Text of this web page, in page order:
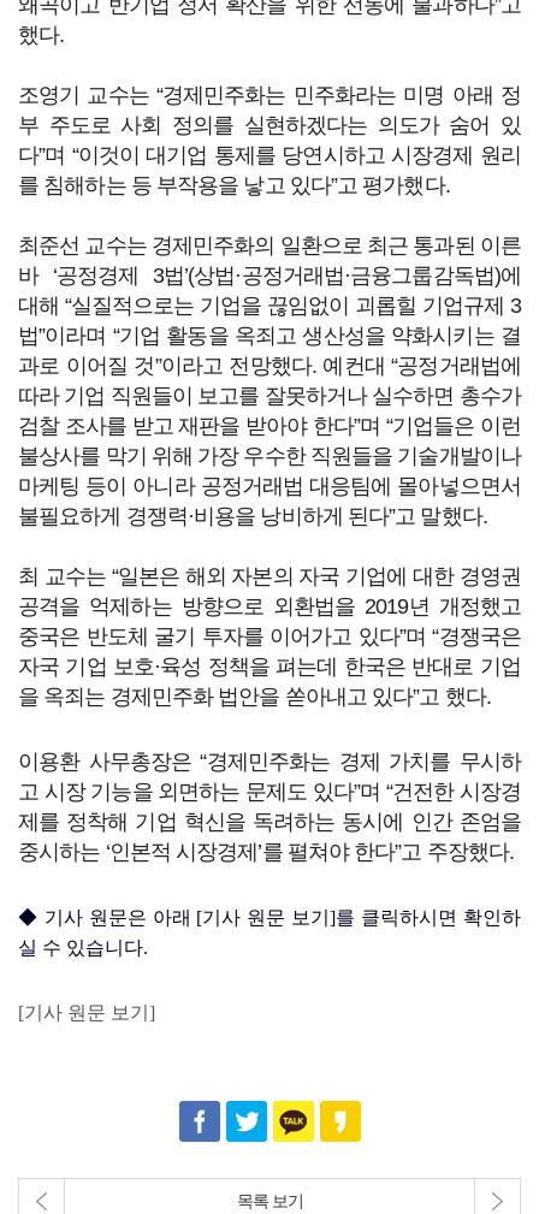
왜곡이고 반기업 정서 확산을 위한 선동에 불과하다”고
했다.
조영기 교수는 “경제민주화는 민주화라는 미명 아래 정
부 주도로 사회 정의를 실현하겠다는 의도가 숨어 있
다”며 “이것이 대기업 통제를 당연시하고 시장경제 원리
를 침해하는 등 부작용을 낳고 있다”고 평가했다.
최준선 교수는 경제민주화의 일환으로 최근 통과된 이른
바 ‘공정경제 3법’(상법·공정거래법·금융그룹감독법)에
대해 “실질적으로는 기업을 끊임없이 괴롭힐 기업규제 3
법”이라며 “기업 활동을 옥죄고 생산성을 약화시키는 결
과로 이어질 것”이라고 전망했다. 예컨대 “공정거래법에
따라 기업 직원들이 보고를 잘못하거나 실수하면 총수가
검찰 조사를 받고 재판을 받아야 한다”며 “기업들은 이런
불상사를 막기 위해 가장 우수한 직원들을 기술개발이나
마케팅 등이 아니라 공정거래법 대응팀에 몰아넣으면서
불필요하게 경쟁력·비용을 낭비하게 된다”고 말했다.
최 교수는 “일본은 해외 자본의 자국 기업에 대한 경영권
공격을 억제하는 방향으로 외환법을 2019년 개정했고
중국은 반도체 굴기 투자를 이어가고 있다”며 “경쟁국은
자국 기업 보호·육성 정책을 펴는데 한국은 반대로 기업
을 옥죄는 경제민주화 법안을 쏟아내고 있다”고 했다.
이용환 사무총장은 “경제민주화는 경제 가치를 무시하
고 시장 기능을 외면하는 문제도 있다”며 “건전한 시장경
제를 정착해 기업 혁신을 독려하는 동시에 인간 존엄을
중시하는 ‘인본적 시장경제’를 펼쳐야 한다”고 주장했다.
◆ 기사 원문은 아래 [기사 원문 보기]를 클릭하시면 확인하
실 수 있습니다.
[기사 원문 보기]
목록 보기